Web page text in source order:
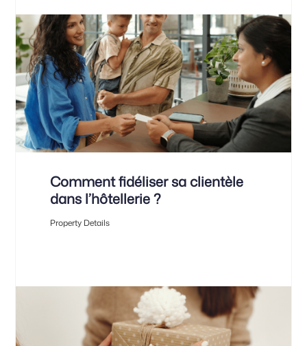
Comment fidéliser sa clientèle
dans l’hôtellerie ?
Property Details